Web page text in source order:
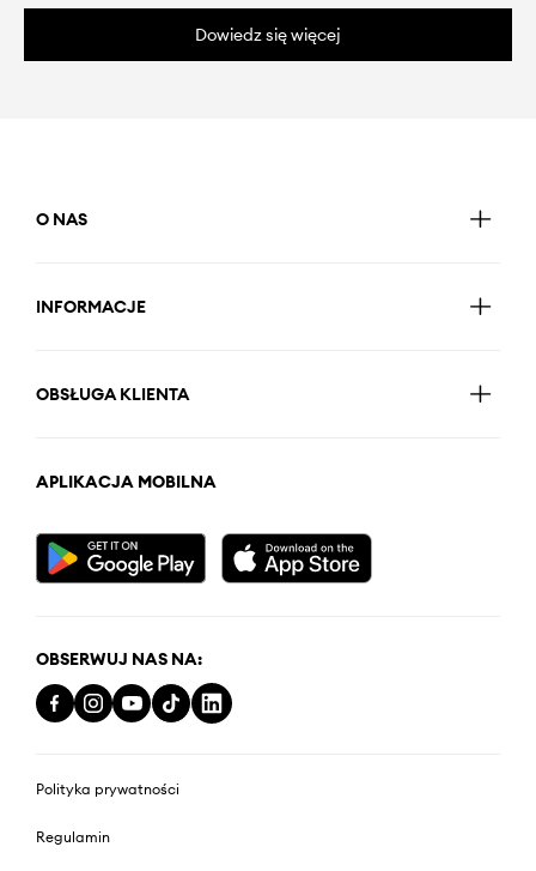
Dowiedz się więcej
O NAS
INFORMACJE
OBSŁUGA KLIENTA
APLIKACJA MOBILNA
OBSERWUJ NAS NA:
Polityka prywatności
Regulamin